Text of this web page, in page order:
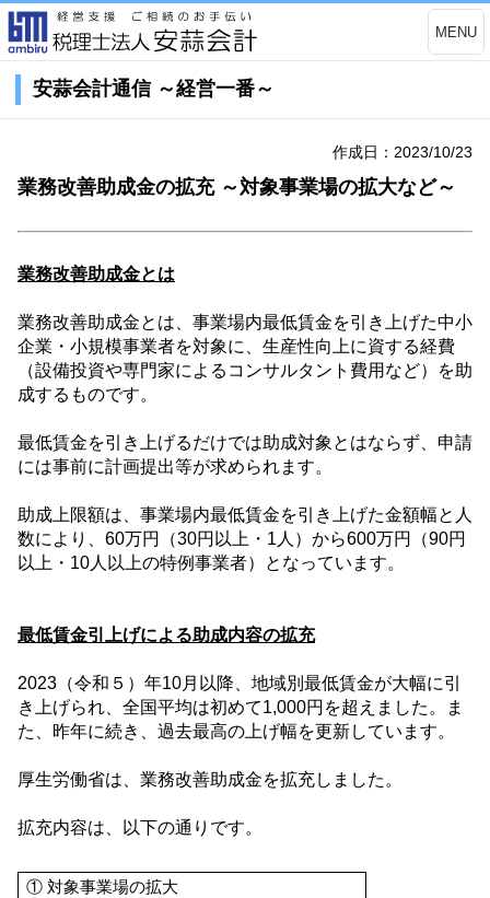
MENU
安蒜会計通信 ～経営一番～
作成日：2023/10/23
業務改善助成金の拡充 ～対象事業場の拡大など～
業務改善助成金とは
業務改善助成金とは、事業場内最低賃金を引き上げた中小
企業・小規模事業者を対象に、生産性向上に資する経費
（設備投資や専門家によるコンサルタント費用など）を助
成するものです。
最低賃金を引き上げるだけでは助成対象とはならず、申請
には事前に計画提出等が求められます。
助成上限額は、事業場内最低賃金を引き上げた金額幅と人
数により、 60万円（30円以上・ 1 人）から600万円（90円
以上・ 10人以上の特例事業者）となっています。
最低賃金引上げによる助成内容の拡充
2023 （令和５）年10月以降、地域別最低賃金が大幅に引
き上げられ、全国平均は初めて1,000円を超えました。ま
た、昨年に続き、過去最高の上げ幅を更新しています。
厚生労働省は、業務改善助成金を拡充しました。
拡充内容は、以下の通りです。
① 対象事業場の拡大